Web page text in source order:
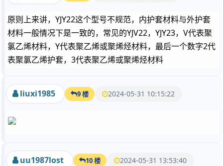
原则上来讲，YJY22这个型号不规范，内护套材料与外护套
材料一般情况下是一致的，常见的YJV22，YJY23，V代表聚
氯乙烯材料，Y代表聚乙烯或聚烯烃材料，最后一个数字2代
表聚氯乙烯护套，3代表聚乙烯或聚烯烃材料
liuxi1985 9 楼 2024-05-31 10:15:22
uu1987lost 10 楼 2024-05-31 13:53:40